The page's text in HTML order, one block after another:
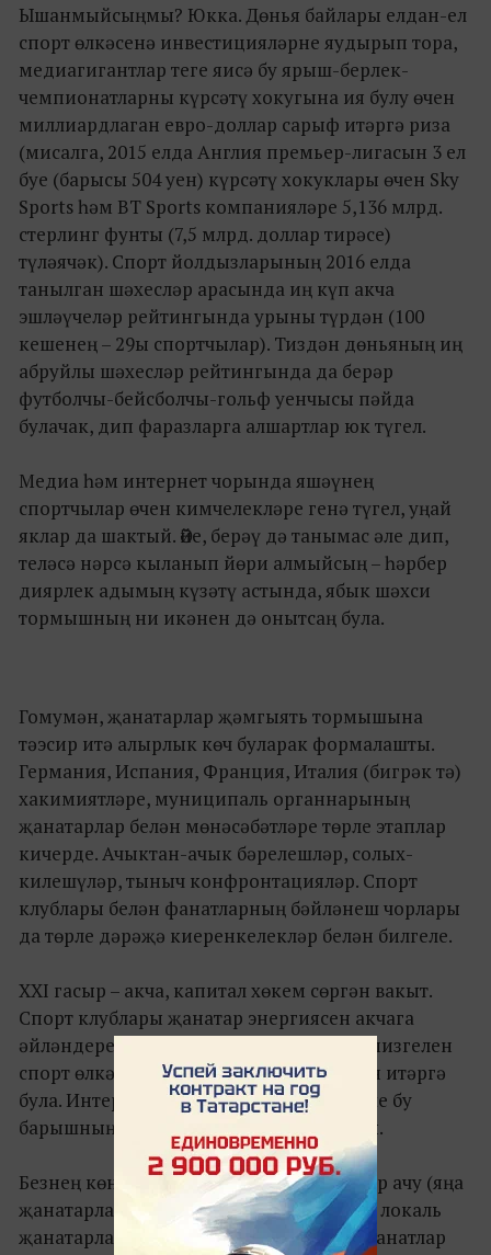
Ышанмыйсыңмы? Юкка. Дөнья байлары елдан-ел
спорт өлкәсенә инвестицияләрне яудырып тора,
медиагигантлар теге яисә бу ярыш-берлек-
чемпионатларны күрсәтү хокугына ия булу өчен
миллиардлаган евро-доллар сарыф итәргә риза
(мисалга, 2015 елда Англия премьер-лигасын 3 ел
буе (барысы 504 уен) күрсәтү хокуклары өчен Sky
Sports һәм BT Sports компанияләре 5,136 млрд.
стерлинг фунты (7,5 млрд. доллар тирәсе)
түләячәк). Спорт йолдызларының 2016 елда
танылган шәхесләр арасында иң күп акча
эшләүчеләр рейтингында урыны түрдән (100
кешенең – 29ы спортчылар). Тиздән дөньяның иң
абруйлы шәхесләр рейтингында да берәр
футболчы-бейсболчы-гольф уенчысы пәйда
булачак, дип фаразларга алшартлар юк түгел.
Медиа һәм интернет чорында яшәүнең
спортчылар өчен кимчелекләре генә түгел, уңай
яклар да шактый. Әйе, берәү дә танымас әле дип,
теләсә нәрсә кыланып йөри алмыйсың – һәрбер
диярлек адымың күзәтү астында, ябык шәхси
тормышның ни икәнен дә онытсаң була.
Гомумән, җанатарлар җәмгыять тормышына
тәэсир итә алырлык көч буларак формалашты.
Германия, Испания, Франция, Италия (бигрәк тә)
хакимиятләре, муниципаль органнарының
җанатарлар белән мөнәсәбәтләре төрле этаплар
кичерде. Ачыктан-ачык бәрелешләр, солых-
килешүләр, тыныч конфронтацияләр. Спорт
клублары белән фанатларның бәйләнеш чорлары
да төрле дәрәҗә киеренкелекләр белән билгеле.
ХХI гасыр – акча, капитал хөкем сөргән вакыт.
Спорт клублары җанатар энергиясен акчага
әйләндерергә мөмкинлеген сизеп алу мизгелен
спорт өлкәсендә революция дип игълан итәргә
була. Интернет һәм технологияләр үсеше бу
барышның тизлеген тагын да арттырды.
Безнең көннәрдә яңа экономик базарлар ачу (яңа
җанатарлар җәлеп итү өчен), һәрьяклап локаль
җанатарларның күңелен күрү (даими фанатлар